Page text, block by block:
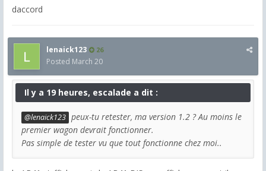
daccord
lenaick123 26
Posted March 20
Il y a 19 heures, escalade a dit :
@lenaick123 peux-tu retester, ma version 1.2 ? Au moins le
premier wagon devrait fonctionner.
Pas simple de tester vu que tout fonctionne chez moi..